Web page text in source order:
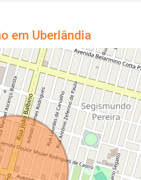
em Uberlândia